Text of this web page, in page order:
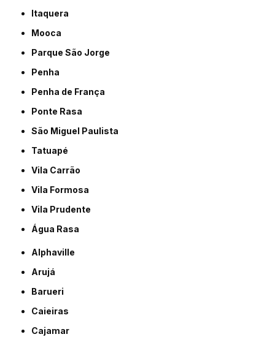
Itaquera
Mooca
Parque São Jorge
Penha
Penha de França
Ponte Rasa
São Miguel Paulista
Tatuapé
Vila Carrão
Vila Formosa
Vila Prudente
Água Rasa
Alphaville
Arujá
Barueri
Caieiras
Cajamar